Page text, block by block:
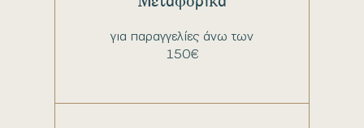
για παραγγελίες άνω των
150€